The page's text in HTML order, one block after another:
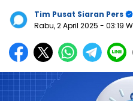
Tim Pusat Siaran Pers
Rabu, 2 April 2025 - 03:19